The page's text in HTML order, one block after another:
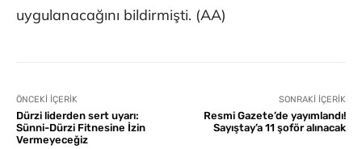
uygulanacağını bildirmişti. (AA)
ÖNCEKI İÇERIK
Dürzi liderden sert uyarı:
Sünni-Dürzi Fitnesine İzin
Vermeyeceğiz
SONRAKI İÇERIK
Resmi Gazete’de yayımlandı!
Sayıştay’a 11 şoför alınacak